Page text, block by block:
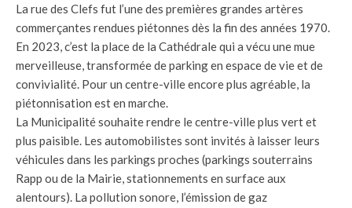
La rue des Clefs fut l’une des premières grandes artères
commerçantes rendues piétonnes dès la fin des années 1970.
En 2023, c’est la place de la Cathédrale qui a vécu une mue
merveilleuse, transformée de parking en espace de vie et de
convivialité. Pour un centre-ville encore plus agréable, la
piétonnisation est en marche.
La Municipalité souhaite rendre le centre-ville plus vert et
plus paisible. Les automobilistes sont invités à laisser leurs
véhicules dans les parkings proches (parkings souterrains
Rapp ou de la Mairie, stationnements en surface aux
alentours). La pollution sonore, l’émission de gaz